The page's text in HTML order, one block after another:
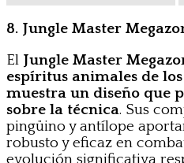
8. Jungle Master
El Jungle Master
espíritus animales de
muestra un diseño que
sobre la técnica. Sus
pingüino y antílope
robusto y eficaz en
evolución significativa